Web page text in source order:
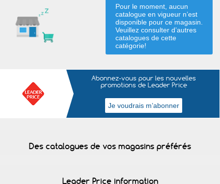
Pour le moment, aucun
catalogue en vigueur n’est
disponible pour ce magasin.
Veuillez consulter d’autres
catalogues de cette
catégorie!
Abonnez-vous pour les nouvelles
promotions de Leader Price
Des catalogues de vos magasins préférés
Leader Price information